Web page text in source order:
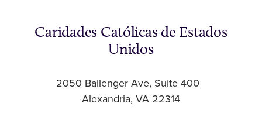
Caridades Católicas de Estados
Unidos
2050 Ballenger Ave, Suite 400
Alexandria, VA 22314